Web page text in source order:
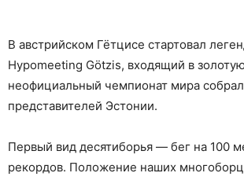
В австрийском Гётцисе стартовал
Hypomeeting Götzis, входящий в
неофициальный чемпионат мира
представителей Эстонии.
Первый вид десятиборья — бег на 100
рекордов. Положение наших